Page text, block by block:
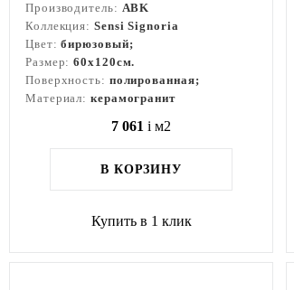
Производитель: ABK
Коллекция: Sensi Signoria
Цвет:бирюзовый;
Размер:60x120см.
Поверхность: полированная;
Материал: керамогранит
7 061 i м2
В КОРЗИНУ
Купить в 1 клик